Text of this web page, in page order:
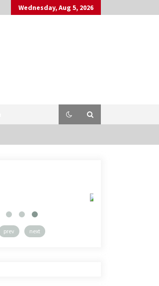
Wednesday, Aug 5, 2026
prev next